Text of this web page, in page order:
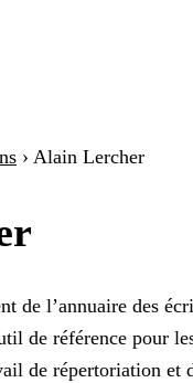
› Alain Lercher
de l’annuaire des
de référence pour
de répertoriation et